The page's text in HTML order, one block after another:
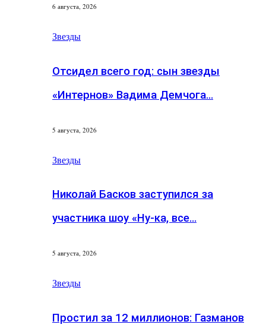
6 августа, 2026
Звезды
Отсидел всего год: сын звезды
«Интернов» Вадима Демчога…
5 августа, 2026
Звезды
Николай Басков заступился за
участника шоу «Ну-ка, все…
5 августа, 2026
Звезды
Простил за 12 миллионов: Газманов